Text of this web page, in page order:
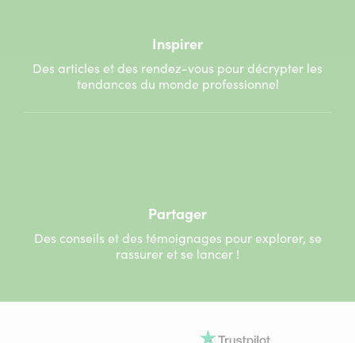
Inspirer
Des articles et des rendez-vous pour décrypter les
tendances du monde professionnel
Partager
Des conseils et des témoignages pour explorer, se
rassurer et se lancer !